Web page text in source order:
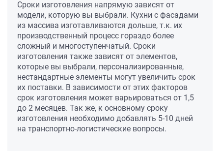
Сроки изготовления напрямую зависят от
модели, которую вы выбрали. Кухни с фасадами
из массива изготавливаются дольше, т.к. их
производственный процесс гораздо более
сложный и многоступенчатый. Сроки
изготовления также зависят от элементов,
которые вы выбрали, персонализированные,
нестандартные элементы могут увеличить срок
их поставки. В зависимости от этих факторов
срок изготовления может варьироваться от 1,5
до 2 месяцев. Так же, к основному сроку
изготовления необходимо добавлять 5-10 дней
на транспортно-логистические вопросы.